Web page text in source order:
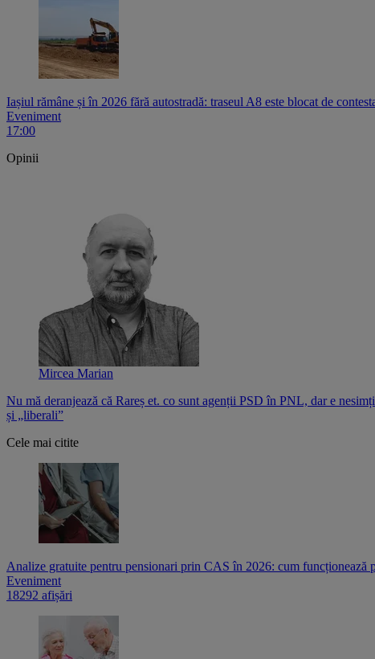
Iașiul rămâne și în 2026 fără autostradă: traseul A8 este blocat de
Eveniment
17:00
Opinii
Mircea Marian
Nu mă deranjează că Rareș et. co sunt agenții PSD în PNL, dar e
și „liberali”
Cele mai citite
Analize gratuite pentru pensionari prin CAS în 2026: cum funcționează
Eveniment
18292 afișări